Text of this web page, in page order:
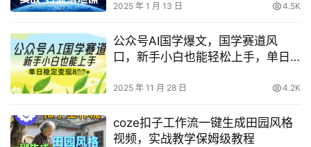
2025 年 1 月 13 日 4.5K
公众号AI国学爆文，国学赛道风
口，新手小白也能轻松上手，单日
2025 年 11 月 28 日 4.2K
coze扣子工作流一键生成田园风格
视频，实战教学保姆级教程